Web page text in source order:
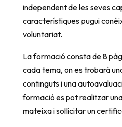
independent de les seves
característiques pugui
voluntariat.
La formació consta de 8
cada tema, on es trobarà
continguts i una
formació es pot realitzar
mateixa i sol·licitar un